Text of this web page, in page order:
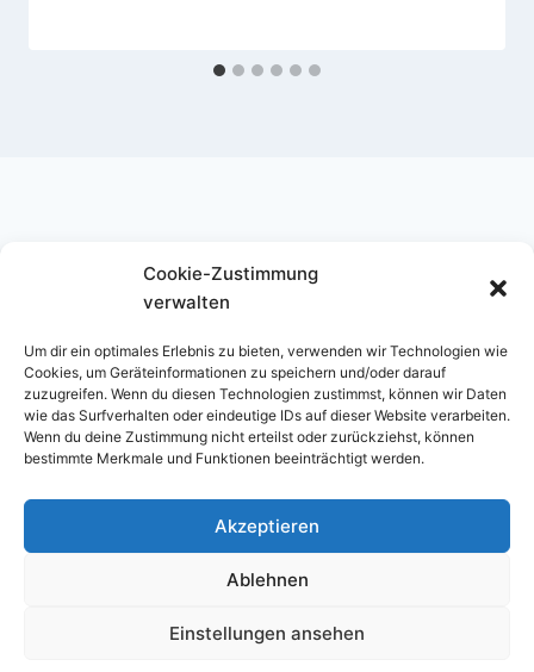
Cookie-Zustimmung
verwalten
Um dir ein optimales Erlebnis zu bieten, verwenden wir Technologien wie
Cookies, um Geräteinformationen zu speichern und/oder darauf
zuzugreifen. Wenn du diesen Technologien zustimmst, können wir Daten
wie das Surfverhalten oder eindeutige IDs auf dieser Website verarbeiten.
Wenn du deine Zustimmung nicht erteilst oder zurückziehst, können
bestimmte Merkmale und Funktionen beeinträchtigt werden.
Akzeptieren
Ablehnen
Einstellungen ansehen
Instagram
© 2026 TSV Klein Lengden